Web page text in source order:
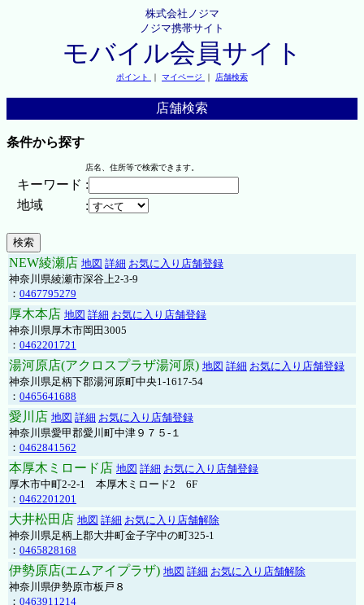
株式会社ノジマ
ノジマ携帯サイト
モバイル会員サイト
ポイント ｜ マイページ ｜ 店舗検索
店舗検索
条件から探す
店名、住所等で検索できます。
キーワード :
地域
:
NEW綾瀬店 地図 詳細 お気に入り店舗登録
神奈川県綾瀬市深谷上2-3-9
： 0467795279
厚木本店 地図 詳細 お気に入り店舗登録
神奈川県厚木市岡田3005
： 0462201721
湯河原店(アクロスプラザ湯河原) 地図 詳細 お気に入り店舗登録
神奈川県足柄下郡湯河原町中央1-1617-54
： 0465641688
愛川店 地図 詳細 お気に入り店舗登録
神奈川県愛甲郡愛川町中津９７５-１
： 0462841562
本厚木ミロード店 地図 詳細 お気に入り店舗登録
厚木市中町2-2-1 本厚木ミロード2 6F
： 0462201201
大井松田店 地図 詳細 お気に入り店舗解除
神奈川県足柄上郡大井町金子字中の町325-1
： 0465828168
伊勢原店(エムアイプラザ) 地図 詳細 お気に入り店舗解除
神奈川県伊勢原市板戸８
： 0463911214